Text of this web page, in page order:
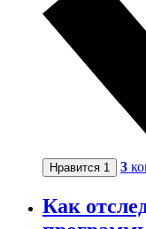
Нравится 1 3
Как